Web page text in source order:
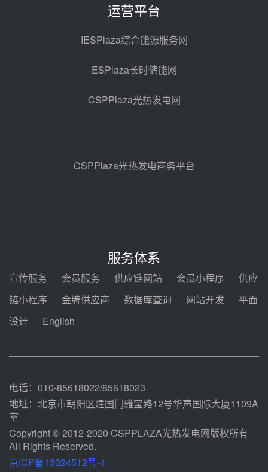
热发电工程EPC总承包项目熔盐截
昊森机电中标新疆华电天山北麓基
地100MW光热发电工程EPC总承
包项目熔盐介质超声波流量计采购
前天 08-05 17:09
08-05 14:48
2026-2029年熔盐介质框架协议
中能建华中试研院中标重能新疆
100MW光热项目机组调试及性能
规模化助力构建绿色低碳电力供给
运营平台
IESPlaza综合能源服务网
ESPlaza长时储能网
CSPPlaza光热发电网
CSPPlaza光热发电商务平台
服务体系
宣传服务 会员服务 供应链网站 会员小程序
供应
链小程序
金牌供应商 数据库查询 网站开发
平面
设计
English
电话：010-85618022/85618023
地址：北京市朝阳区建国门雅宝路12号华声国际大厦1109A
室
Copyright © 2012-2020 CSPPLAZA光热发电网版权所有
All Rights Reserved.
京ICP备13024512号-4